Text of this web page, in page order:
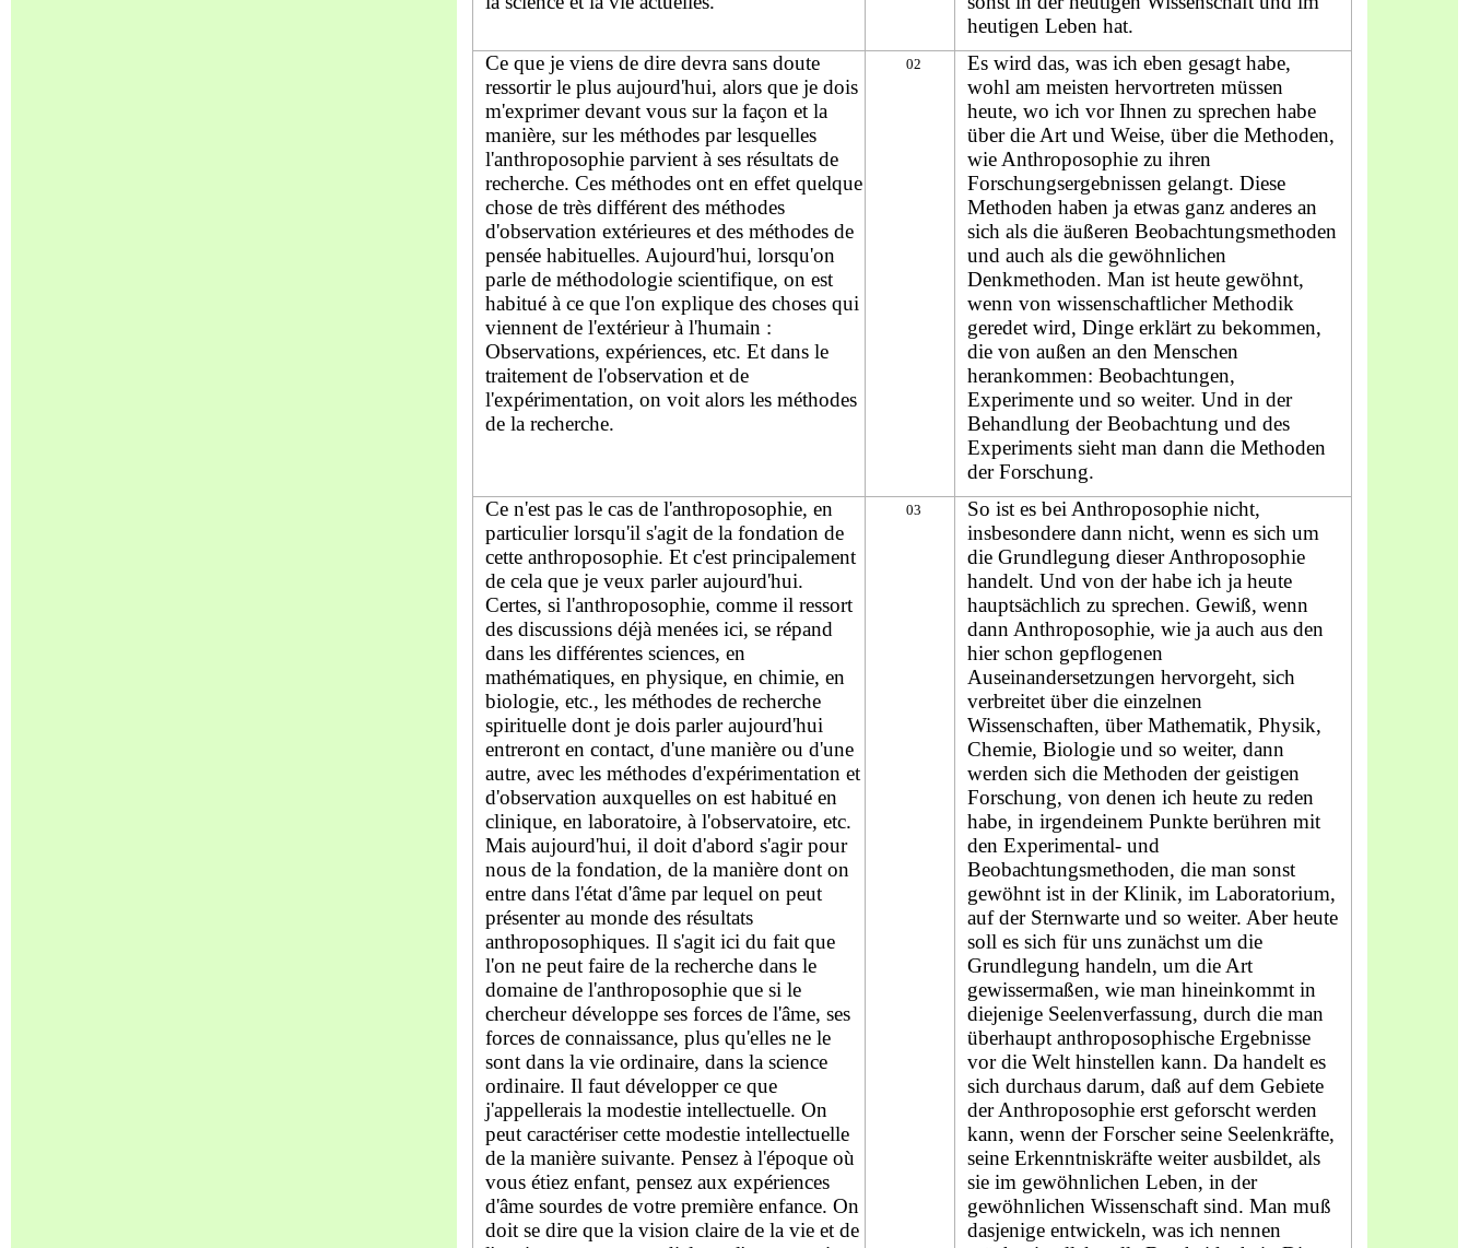
heutigen Leben hat.
Ce que je viens de dire devra sans doute
ressortir le plus aujourd'hui, alors que je dois
m'exprimer devant vous sur la façon et la
manière, sur les méthodes par lesquelles
l'anthroposophie parvient à ses résultats de
recherche. Ces méthodes ont en effet quelque
chose de très différent des méthodes
d'observation extérieures et des méthodes de
pensée habituelles. Aujourd'hui, lorsqu'on
parle de méthodologie scientifique, on est
habitué à ce que l'on explique des choses qui
viennent de l'extérieur à l'humain :
Observations, expériences, etc. Et dans le
traitement de l'observation et de
l'expérimentation, on voit alors les méthodes
de la recherche.
02
Es wird das, was ich eben gesagt habe,
wohl am meisten hervortreten müssen
heute, wo ich vor Ihnen zu sprechen habe
über die Art und Weise, über die Methoden,
wie Anthroposophie zu ihren
Forschungsergebnissen gelangt. Diese
Methoden haben ja etwas ganz anderes an
sich als die äußeren Beobachtungsmethoden
und auch als die gewöhnlichen
Denkmethoden. Man ist heute gewöhnt,
wenn von wissenschaftlicher Methodik
geredet wird, Dinge erklärt zu bekommen,
die von außen an den Menschen
herankommen: Beobachtungen,
Experimente und so weiter. Und in der
Behandlung der Beobachtung und des
Experiments sieht man dann die Methoden
der Forschung.
Ce n'est pas le cas de l'anthroposophie, en
particulier lorsqu'il s'agit de la fondation de
cette anthroposophie. Et c'est principalement
de cela que je veux parler aujourd'hui.
Certes, si l'anthroposophie, comme il ressort
des discussions déjà menées ici, se répand
dans les différentes sciences, en
mathématiques, en physique, en chimie, en
biologie, etc., les méthodes de recherche
spirituelle dont je dois parler aujourd'hui
entreront en contact, d'une manière ou d'une
autre, avec les méthodes d'expérimentation et
d'observation auxquelles on est habitué en
clinique, en laboratoire, à l'observatoire, etc.
Mais aujourd'hui, il doit d'abord s'agir pour
nous de la fondation, de la manière dont on
entre dans l'état d'âme par lequel on peut
présenter au monde des résultats
anthroposophiques. Il s'agit ici du fait que
l'on ne peut faire de la recherche dans le
domaine de l'anthroposophie que si le
chercheur développe ses forces de l'âme, ses
forces de connaissance, plus qu'elles ne le
sont dans la vie ordinaire, dans la science
ordinaire. Il faut développer ce que
j'appellerais la modestie intellectuelle. On
peut caractériser cette modestie intellectuelle
de la manière suivante. Pensez à l'époque où
vous étiez enfant, pensez aux expériences
d'âme sourdes de votre première enfance. On
doit se dire que la vision claire de la vie et de
03
So ist es bei Anthroposophie nicht,
insbesondere dann nicht, wenn es sich um
die Grundlegung dieser Anthroposophie
handelt. Und von der habe ich ja heute
hauptsächlich zu sprechen. Gewiß, wenn
dann Anthroposophie, wie ja auch aus den
hier schon gepflogenen
Auseinandersetzungen hervorgeht, sich
verbreitet über die einzelnen
Wissenschaften, über Mathematik, Physik,
Chemie, Biologie und so weiter, dann
werden sich die Methoden der geistigen
Forschung, von denen ich heute zu reden
habe, in irgendeinem Punkte berühren mit
den Experimental- und
Beobachtungsmethoden, die man sonst
gewöhnt ist in der Klinik, im Laboratorium,
auf der Sternwarte und so weiter. Aber heute
soll es sich für uns zunächst um die
Grundlegung handeln, um die Art
gewissermaßen, wie man hineinkommt in
diejenige Seelenverfassung, durch die man
überhaupt anthroposophische Ergebnisse
vor die Welt hinstellen kann. Da handelt es
sich durchaus darum, daß auf dem Gebiete
der Anthroposophie erst geforscht werden
kann, wenn der Forscher seine Seelenkräfte,
seine Erkenntniskräfte weiter ausbildet, als
sie im gewöhnlichen Leben, in der
gewöhnlichen Wissenschaft sind. Man muß
dasjenige entwickeln, was ich nennen